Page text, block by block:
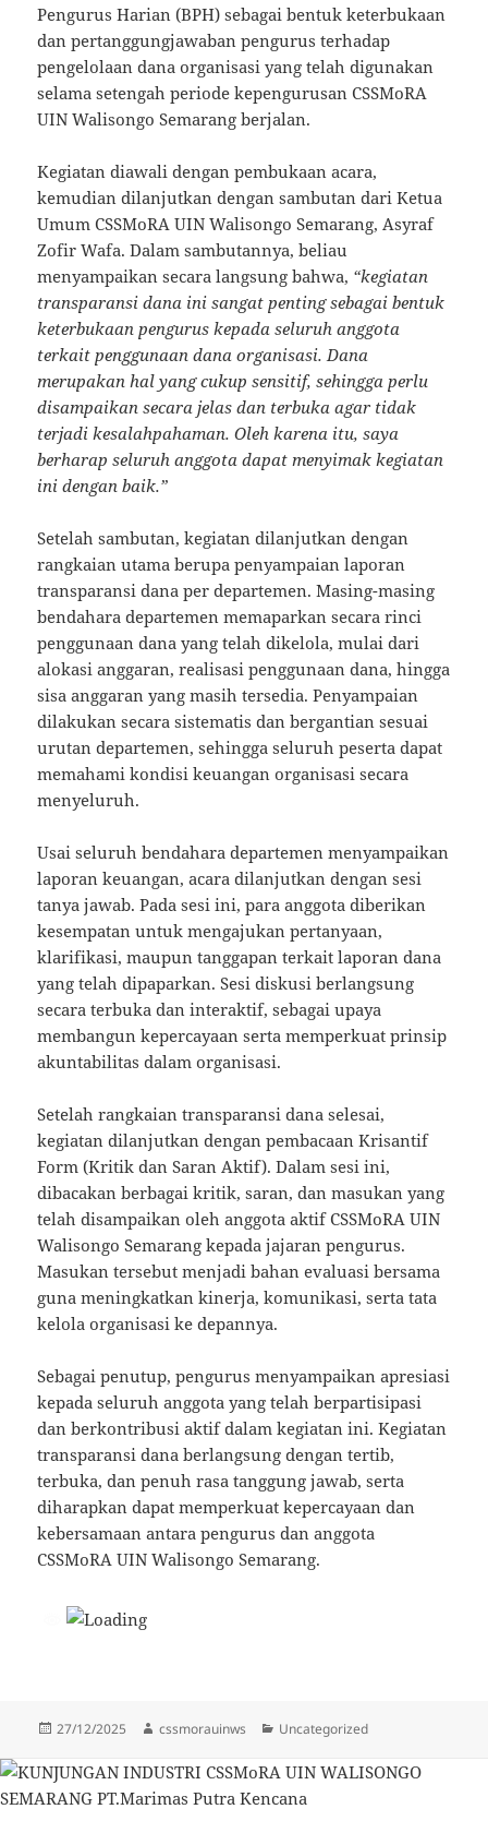
Pengurus Harian (BPH) sebagai bentuk keterbukaan
dan pertanggungjawaban pengurus terhadap
pengelolaan dana organisasi yang telah digunakan
selama setengah periode kepengurusan CSSMoRA
UIN Walisongo Semarang berjalan.
Kegiatan diawali dengan pembukaan acara,
kemudian dilanjutkan dengan sambutan dari Ketua
Umum CSSMoRA UIN Walisongo Semarang, Asyraf
Zofir Wafa. Dalam sambutannya, beliau
menyampaikan secara langsung bahwa, “kegiatan
transparansi dana ini sangat penting sebagai bentuk
keterbukaan pengurus kepada seluruh anggota
terkait penggunaan dana organisasi. Dana
merupakan hal yang cukup sensitif, sehingga perlu
disampaikan secara jelas dan terbuka agar tidak
terjadi kesalahpahaman. Oleh karena itu, saya
berharap seluruh anggota dapat menyimak kegiatan
ini dengan baik.”
Setelah sambutan, kegiatan dilanjutkan dengan
rangkaian utama berupa penyampaian laporan
transparansi dana per departemen. Masing-masing
bendahara departemen memaparkan secara rinci
penggunaan dana yang telah dikelola, mulai dari
alokasi anggaran, realisasi penggunaan dana, hingga
sisa anggaran yang masih tersedia. Penyampaian
dilakukan secara sistematis dan bergantian sesuai
urutan departemen, sehingga seluruh peserta dapat
memahami kondisi keuangan organisasi secara
menyeluruh.
Usai seluruh bendahara departemen menyampaikan
laporan keuangan, acara dilanjutkan dengan sesi
tanya jawab. Pada sesi ini, para anggota diberikan
kesempatan untuk mengajukan pertanyaan,
klarifikasi, maupun tanggapan terkait laporan dana
yang telah dipaparkan. Sesi diskusi berlangsung
secara terbuka dan interaktif, sebagai upaya
membangun kepercayaan serta memperkuat prinsip
akuntabilitas dalam organisasi.
Setelah rangkaian transparansi dana selesai,
kegiatan dilanjutkan dengan pembacaan Krisantif
Form (Kritik dan Saran Aktif). Dalam sesi ini,
dibacakan berbagai kritik, saran, dan masukan yang
telah disampaikan oleh anggota aktif CSSMoRA UIN
Walisongo Semarang kepada jajaran pengurus.
Masukan tersebut menjadi bahan evaluasi bersama
guna meningkatkan kinerja, komunikasi, serta tata
kelola organisasi ke depannya.
Sebagai penutup, pengurus menyampaikan apresiasi
kepada seluruh anggota yang telah berpartisipasi
dan berkontribusi aktif dalam kegiatan ini. Kegiatan
transparansi dana berlangsung dengan tertib,
terbuka, dan penuh rasa tanggung jawab, serta
diharapkan dapat memperkuat kepercayaan dan
kebersamaan antara pengurus dan anggota
CSSMoRA UIN Walisongo Semarang.
Diposkan
27/12/2025 Penulis
cssmorauinws Kategori
Uncategorized